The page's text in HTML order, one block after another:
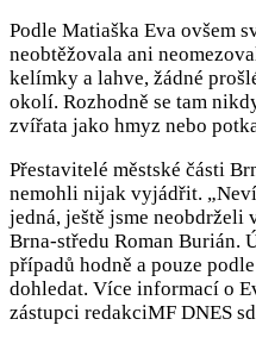
Podle Matiaška Eva ovšem
neobtěžovala ani
kelímky a lahve, žádné
okolí. Rozhodně se tam
zvířata jako hmyz nebo
Přestavitelé městské části
nemohli nijak vyjádřit.
jedná, ještě jsme
Brna-středu Roman Burián.
případů hodně a pouze
dohledat. Více informací o
zástupci redakciMF DNES